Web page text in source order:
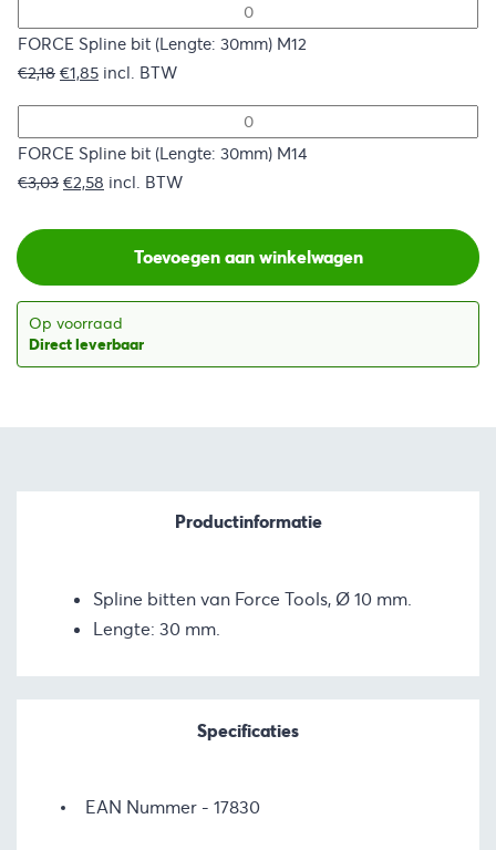
€1,57.€1,33.
FORCE Spline bit (Lengte: 30mm) M12
€2,18 Oorspronkelijke
€2,18.
€1,85Huidige
€1,85.
incl. BTW
FORCE Spline bit (Lengte: 30mm) M14
€3,03 Oorspronkelijke
was:
€2,58 Huidige
is:
€2,58.
incl. BTW
Toevoegen aan winkelwagen
Op voorraad
Direct leverbaar
Productinformatie
Spline bitten van Force Tools, Ø 10 mm.
Lengte: 30 mm.
Specificaties
EAN Nummer 17830